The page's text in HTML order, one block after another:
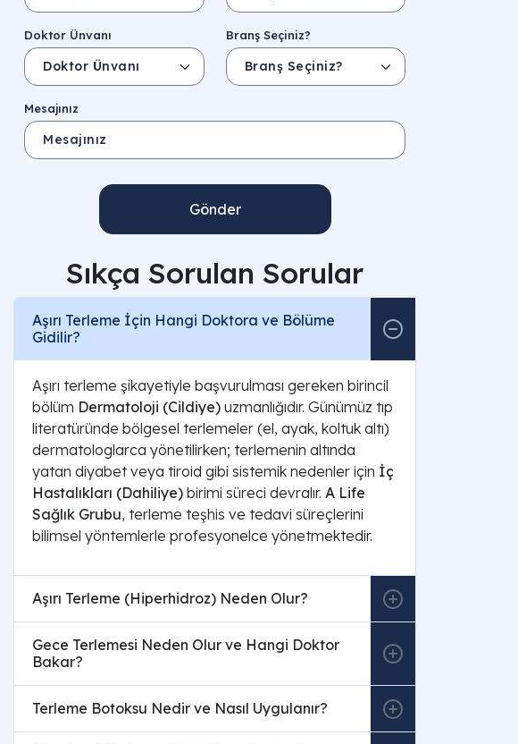
Doktor Ünvanı Branş Seçiniz?
Mesajınız
Gönder
Sıkça Sorulan Sorular
Aşırı Terleme İçin Hangi Doktora ve Bölüme
Gidilir?
Aşırı terleme şikayetiyle başvurulması gereken birincil
bölüm Dermatoloji (Cildiye) uzmanlığıdır. Günümüz tıp
literatüründe bölgesel terlemeler (el, ayak, koltuk altı)
dermatologlarca yönetilirken; terlemenin altında
yatan diyabet veya tiroid gibi sistemik nedenler için İç
Hastalıkları (Dahiliye) birimi süreci devralır. A Life
Sağlık Grubu, terleme teşhis ve tedavi süreçlerini
bilimsel yöntemlerle profesyonelce yönetmektedir.
Aşırı Terleme (Hiperhidroz) Neden Olur?
Gece Terlemesi Neden Olur ve Hangi Doktor
Bakar?
Terleme Botoksu Nedir ve Nasıl Uygulanır?